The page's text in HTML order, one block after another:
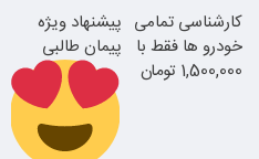
ضامن؛ همین
امروز اقدام کن
جوان شو
کارشناسی تمامی
خودرو ها فقط با
1,500,000 تومان
پیشنهاد ویژه
پیمان طالبی